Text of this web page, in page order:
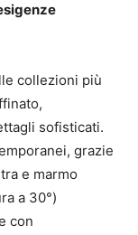
collezioni più
sofisticati.
grazie
e marmo
a 30°)
con